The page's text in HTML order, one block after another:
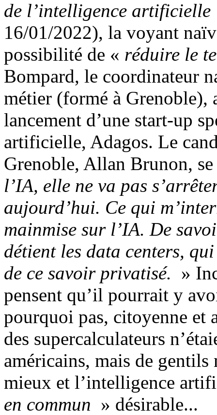
de l’intelligence artificielle
16/01/2022), la voyant
possibilité de « réduire le
Bompard, le coordinateur
métier (formé à Grenoble),
lancement d’une start-up
artificielle, Adagos. Le
Grenoble, Allan Brunon,
l’IA, elle ne va pas
aujourd’hui. Ce qui
mainmise sur l’IA. De
détient les data centers,
de ce savoir privatisé. »
pensent qu’il pourrait y
pourquoi pas, citoyenne et
des supercalculateurs
américains, mais de
mieux et l’intelligence
en commun » désirable...